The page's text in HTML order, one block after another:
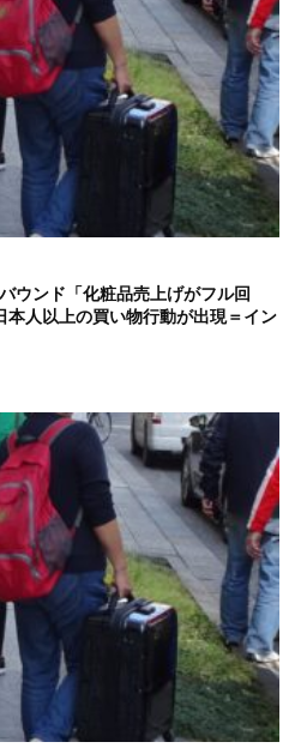
ウンド「化粧品売上げがフル回
人以上の買い物行動が出現＝イン